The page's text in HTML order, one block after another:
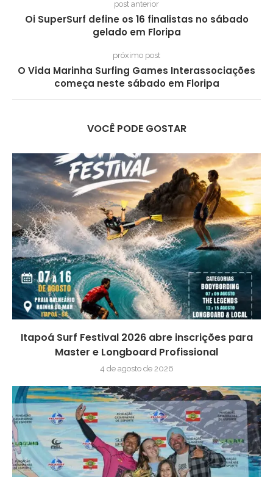
post anterior
Oi SuperSurf define os 16 finalistas no sábado
gelado em Floripa
próximo post
O Vida Marinha Surfing Games Interassociações
começa neste sábado em Floripa
VOCÊ PODE GOSTAR
Itapoá Surf Festival 2026 abre inscrições para
Master e Longboard Profissional
4 de agosto de 2026